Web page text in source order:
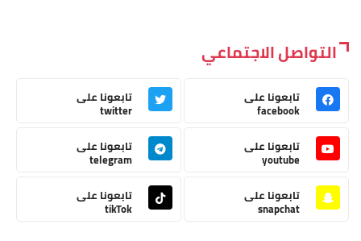
التواصل الاجتماعي
تابعونا على
facebook
تابعونا على
twitter
تابعونا على
youtube
تابعونا على
telegram
تابعونا على
snapchat
تابعونا على
tikTok